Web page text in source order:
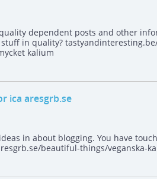
dependent posts and other
in quality?
kalium
ica aresgrb.se
in about blogging. You have
beautiful-things/veganska-